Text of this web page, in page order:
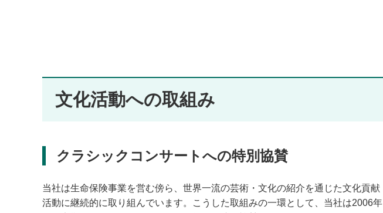
文化活動への取組み
クラシックコンサートへの特別協賛
当社は生命保険事業を営む傍ら、世界一流の芸術・文化の紹介を通じた文化貢献
活動に継続的に取り組んでいます。こうした取組みの一環として、当社は2006年